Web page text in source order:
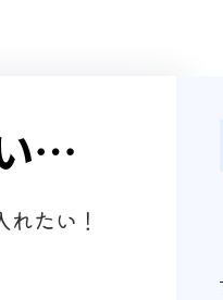
…
たい！